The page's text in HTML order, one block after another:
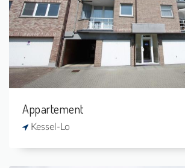
2
-
1
-
Appartement
Kessel-Lo